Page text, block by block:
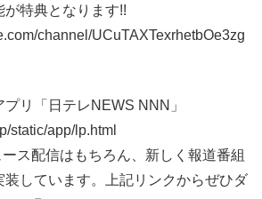
が特典となります!!
channel/UCuTAXTexrhetbOe3zg
リ「日テレNEWS NNN」
static/app/lp.html
ス配信はもちろん、新しく報道番組
装しています。上記リンクからぜひダ